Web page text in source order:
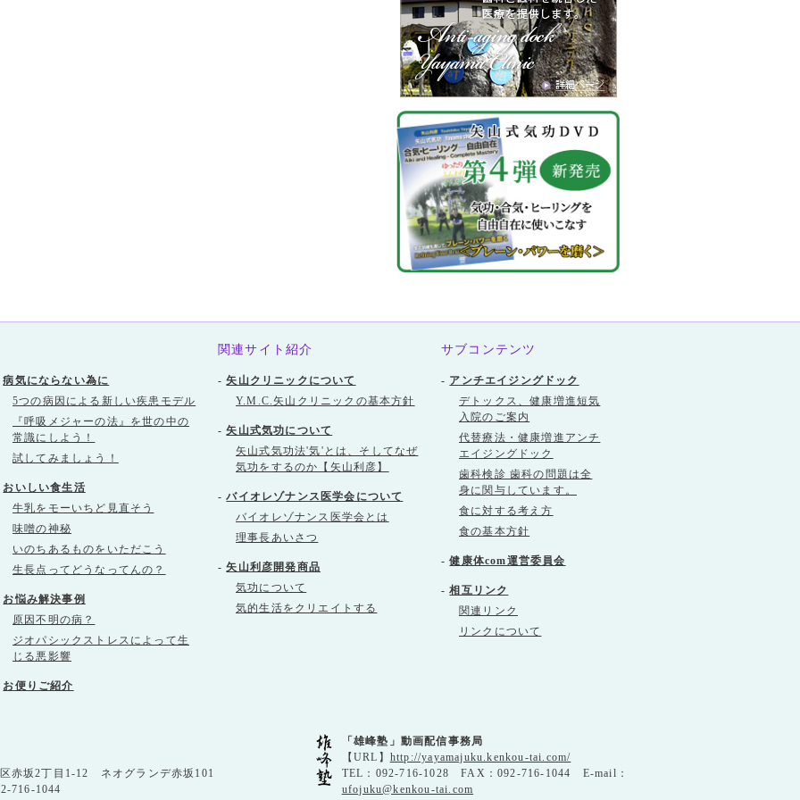
病気にならない為に
5つの病因による新しい疾患モデル
『呼吸メジャーの法』を世の中の
常識にしよう！
試してみましょう！
おいしい食生活
牛乳をモーいちど見直そう
味噌の神秘
いのちあるものをいただこう
生長点ってどうなってんの？
お悩み解決事例
原因不明の病？
ジオパシックストレスによって生
じる悪影響
お便りご紹介
関連サイト紹介
-矢山クリニックについて
Y.M.C.矢山クリニックの基本方針
-矢山式気功について
矢山式気功法'気'とは、そしてなぜ
気功をするのか【矢山利彦】
-バイオレゾナンス医学会について
バイオレゾナンス医学会とは
理事長あいさつ
-矢山利彦開発商品
気功について
気的生活をクリエイトする
サブコンテンツ
- アンチエイジングドック
デトックス、健康増進短気
入院のご案内
代替療法・健康増進アンチ
エイジングドック
歯科検診 歯科の問題は全
身に関与しています。
食に対する考え方
食の基本方針
-健康体com運営委員会
-相互リンク
関連リンク
リンクについて
赤坂2丁目1-12 ネオグランデ赤坂101
716-1044
「雄峰塾」動画配信事務局
【URL】 http://yayamajuku.kenkou-tai.com/
TEL：092-716-1028 FAX：092-716-1044 E-mail：
ufojuku@kenkou-tai.com